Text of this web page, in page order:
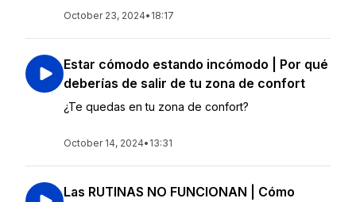
October 23, 2024• 18:17
Estar cómodo estando incómodo | Por qué
deberías de salir de tu zona de confort
¿Te quedas en tu zona de confort?
October 14, 2024• 13:31
Las RUTINAS NO FUNCIONAN | Cómo